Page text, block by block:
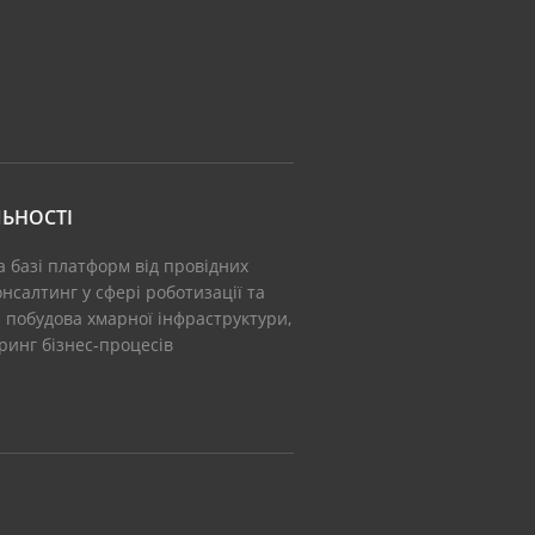
базі платформ від провідних
у сфері роботизації та
побудова хмарної інфраструктури,
бізнес-процесів